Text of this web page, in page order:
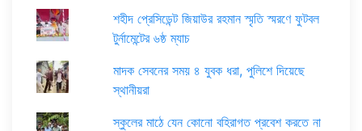
শহীদ প্রেসিডেন্ট জিয়াউর রহমান স্মৃতি স্মরণে ফুটবল
টুর্নামেন্টের ৬ষ্ঠ ম্যাচ
মাদক সেবনের সময় ৪ যুবক ধরা, পুলিশে দিয়েছে
স্থানীয়রা
স্কুলের মাঠে যেন কোনো বহিরাগত প্রবেশ করতে না